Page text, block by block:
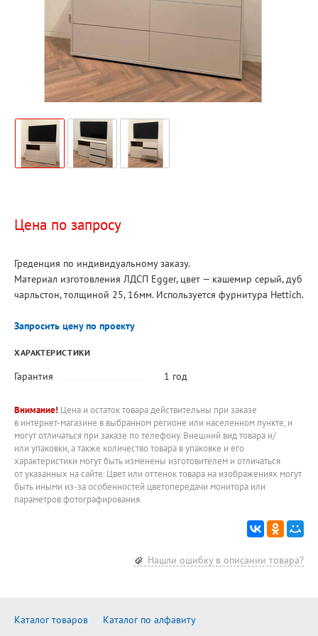
Цена по запросу
Греденция по индивидуальному заказу.
Материал изготовления ЛДСП Egger, цвет — кашемир серый, дуб
чарльстон, толщиной 25, 16мм. Используется фурнитура Hettich.
Запросить цену по проекту
ХАРАКТЕРИСТИКИ
Гарантия 1 год
Внимание! Цена и остаток товара действительны при заказе
в интернет-магазине в выбранном регионе или населенном пункте, и
могут отличаться при заказе по телефону. Внешний вид товара и/
или упаковки, а также количество товара в упаковке и его
характеристики могут быть изменены изготовителем и отличаться
от указанных на сайте. Цвет или оттенок товара на изображениях могут
быть иными из-за особенностей цветопередачи монитора или
параметров фотографирования.
Нашли ошибку в описании товара?
Каталог товаров
Каталог по алфавиту